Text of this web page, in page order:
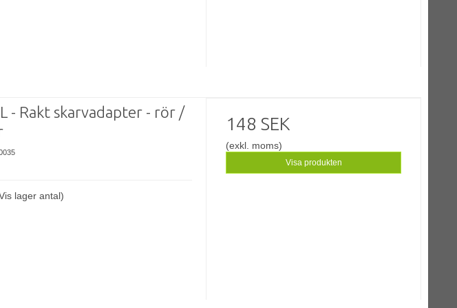
- Rakt skarvadapter - rör /
lager antal)
148 SEK
(exkl. moms)
Visa produkten